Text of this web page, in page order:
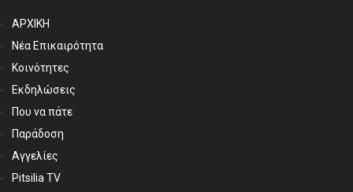
ΑΡΧΙΚΗ
Νέα Επικαιρότητα
Κοινότητες
Εκδηλώσεις
Που να πάτε
Παράδοση
Αγγελίες
Pitsilia TV